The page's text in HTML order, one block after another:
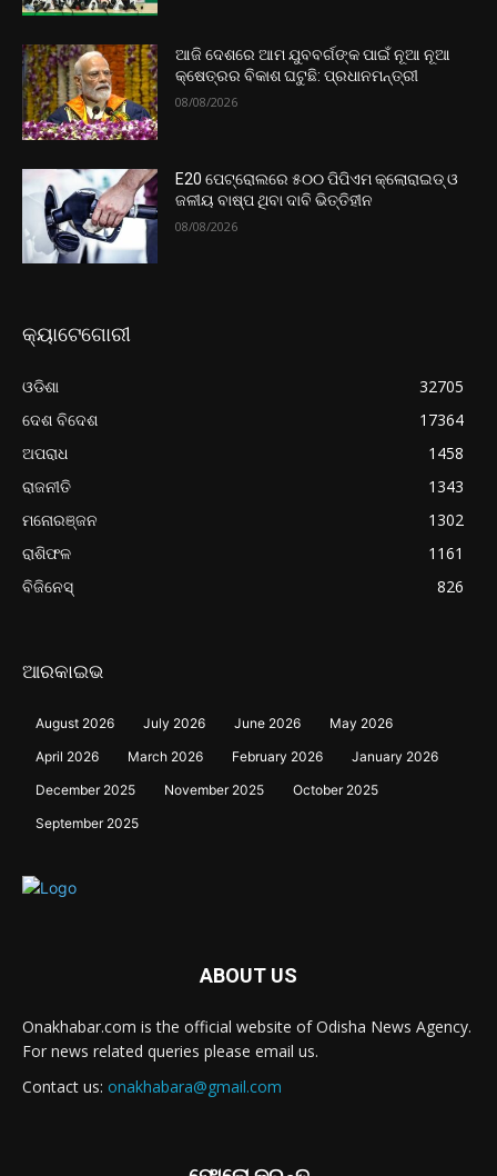
ଆଜି ଦେଶରେ ଆମ ଯୁବବର୍ଗଙ୍କ ପାଇଁ ନୂଆ ନୂଆ
କ୍ଷେତ୍ରର ବିକାଶ ଘଟୁଛି: ପ୍ରଧାନମନ୍ତ୍ରୀ
08/08/2026
E20 ପେଟ୍ରୋଲରେ ୫୦୦ ପିପିଏମ କ୍ଲୋରାଇଡ୍ ଓ
ଜଳୀୟ ବାଷ୍ପ ଥିବା ଦାବି ଭିତ୍ତିହୀନ
08/08/2026
କ୍ୟାଟେଗୋରୀ
ଓଡିଶା
32705
ଦେଶ ବିଦେଶ
17364
ଅପରାଧ
1458
ରାଜନୀତି
1343
ମନୋରଞ୍ଜନ
1302
ରାଶିଫଳ
1161
ବିଜିନେସ୍
826
ଆରକାଇଭ
August 2026 July 2026 June 2026
May 2026
April 2026
March 2026 February 2026
January 2026
December 2025
November 2025
October 2025
September 2025
ABOUT US
Onakhabar.com is the official website of Odisha News Agency.
For news related queries please email us.
Contact us: onakhabara@gmail.com